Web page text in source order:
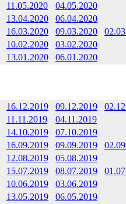
11.05.2020
04.05.2020
13.04.2020
06.04.2020
16.03.2020 09.03.2020
10.02.2020
03.02.2020
13.01.2020 06.01.2020
16.12.2019 09.12.2019
11.11.2019
04.11.2019
14.10.2019
07.10.2019
16.09.2019 09.09.2019
12.08.2019
05.08.2019
15.07.2019 08.07.2019
10.06.2019
03.06.2019
13.05.2019
06.05.2019